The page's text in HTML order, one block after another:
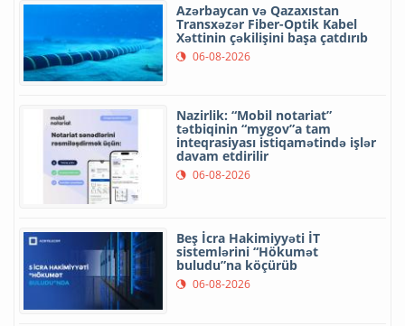
Azərbaycan və Qazaxıstan
Transxəzər Fiber-Optik Kabel
Xəttinin çəkilişini başa çatdırıb
06-08-2026
Nazirlik: “Mobil notariat”
tətbiqinin “mygov”a tam
inteqrasiyası istiqamətində işlər
davam etdirilir
06-08-2026
Beş İcra Hakimiyyəti İT
sistemlərini “Hökumət
buludu”na köçürüb
06-08-2026